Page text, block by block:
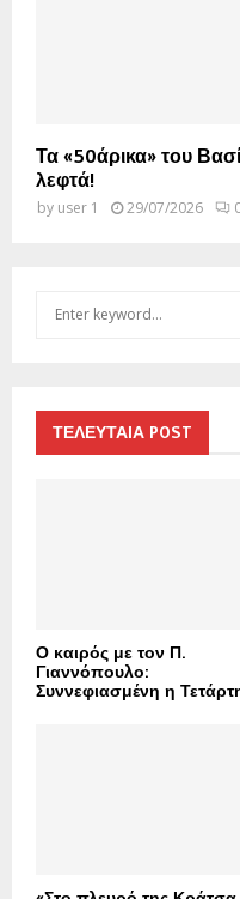
Τα «50άρικα» του
λεφτά!
by user 1 29/07/2026
f
ΤΕΛΕΥΤΑΙΑ POST
Ο καιρός με τον Π.
Γιαννόπουλο:
Συννεφιασμένη η